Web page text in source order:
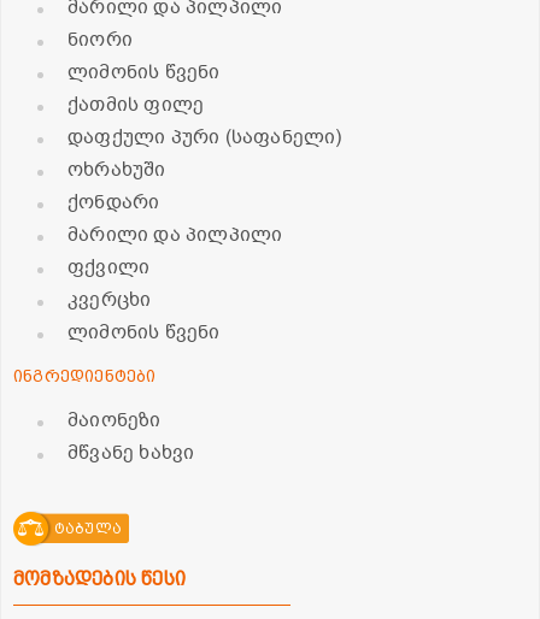
მარილი და პილპილი
ნიორი
ლიმონის წვენი
ქათმის ფილე
დაფქული პური (საფანელი)
ოხრახუში
ქონდარი
მარილი და პილპილი
ფქვილი
კვერცხი
ლიმონის წვენი
ინგრედიენტები
მაიონეზი
მწვანე ხახვი
ტაბულა
მომზადების წესი